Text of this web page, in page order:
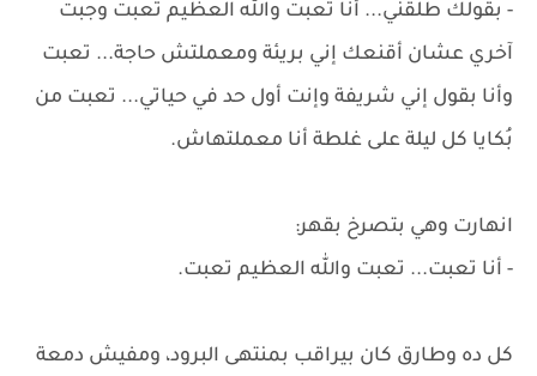
- بقولك طلقني... أنا تعبت والله العظيم تعبت وجبت
آخري عشان أقنعك إني بريئة ومعملتش حاجة... تعبت
وأنا بقول إني شريفة وإنت أول حد في حياتي... تعبت من
بُكايا كل ليلة على غلطة أنا معملتهاش.
انهارت وهي بتصرخ بقهر:
- أنا تعبت... تعبت والله العظيم تعبت.
كل ده وطارق كان بيراقب بمنتهى البرود، ومفيش دمعة